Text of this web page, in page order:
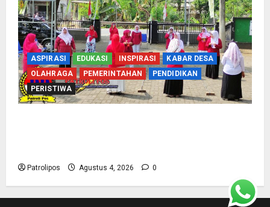
ASPIRASI EDUKASI INSPIRASI
KABAR DESA
OLAHRAGA
PEMERINTAHAN
PENDIDIKAN
PERISTIWA
Patrolipos Agustus 4, 2026 0